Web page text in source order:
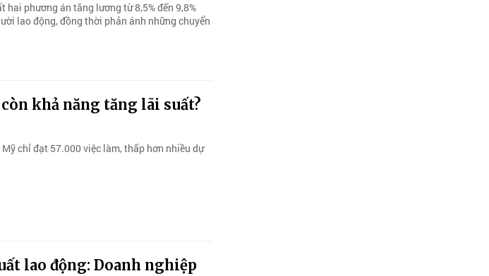
hai phương án tăng lương từ 8,5% đến 9,8%
lao động, đồng thời phản ánh những chuyển
khả năng tăng lãi suất?
chỉ đạt 57.000 việc làm, thấp hơn nhiều dự
lao động: Doanh nghiệp